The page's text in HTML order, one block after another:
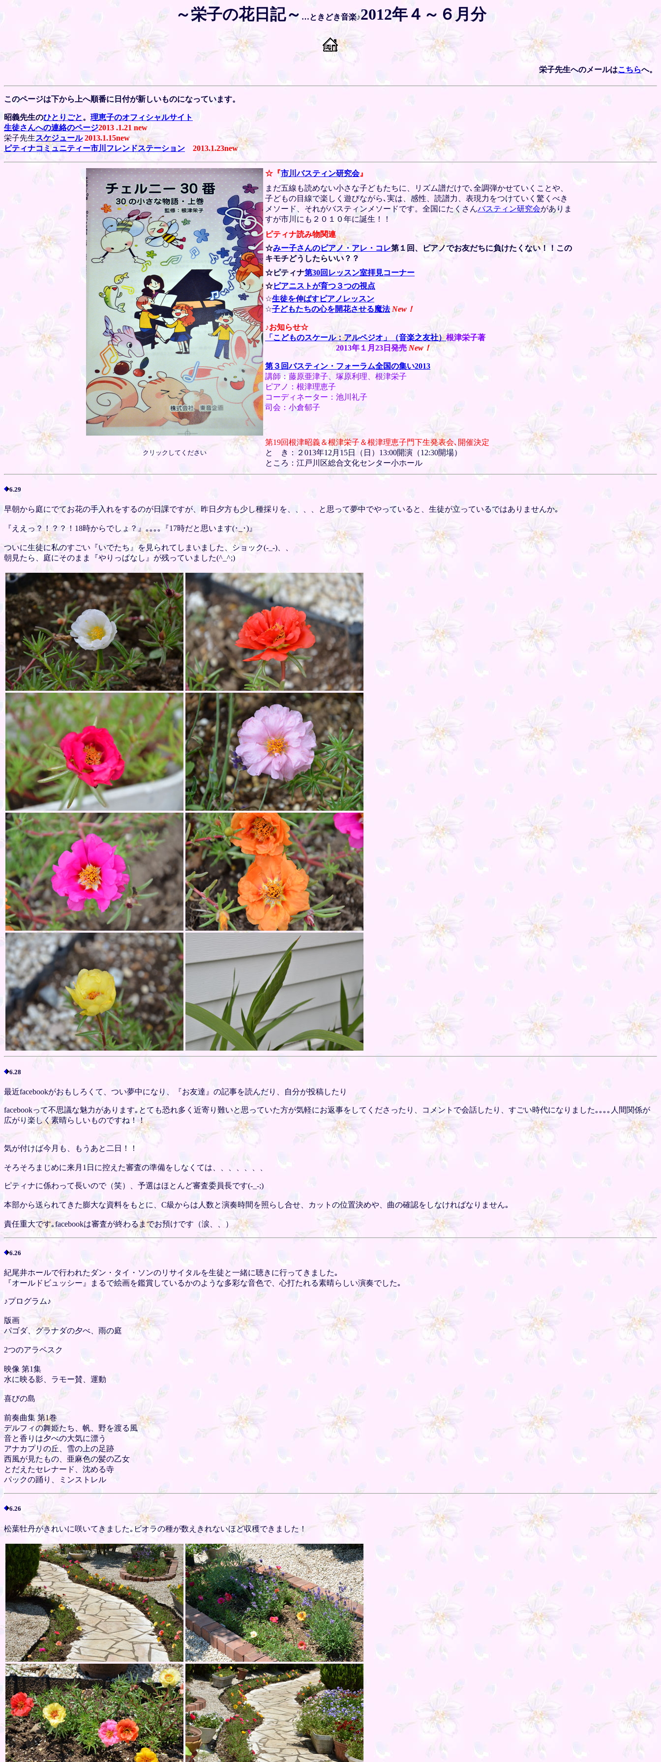
～栄子の花日記～ …ときどき音楽♪2012年４～６月分
栄子先生へのメールはこちらへ。
このページは下から上へ順番に日付が新しいものになっています。
昭義先生のひとりごと。 理恵子のオフィシャルサイト
生徒さんへの連絡のページ2013 .1.21 new
栄子先生スケジュール 2013.1.15new
ピティナコミュニティー市川フレンドステーション
2013.1.23new
☆『市川バスティン研究会』
まだ五線も読めない小さな子どもたちに、リズム譜だけで､全調弾かせていくことや、
子どもの目線で楽しく遊びながら､実は、感性、読譜力、表現力をつけていく驚くべき
メソード、それがバスティンメソードです。全国にたくさんバスティン研究会がありま
すが市川にも２０１０年に誕生！！
ピティナ読み物関連
☆みー子さんのピアノ・アレ・コレ第１回、ピアノでお友だちに負けたくない！！この
キモチどうしたらいい？？
☆ピティナ第30回レッスン室拝見コーナー
☆ピアニストが育つ３つの視点
☆生徒を伸ばすピアノレッスン
☆子どもたちの心を開花させる魔法 New ！
♪お知らせ☆
「こどものスケール：アルペジオ」（音楽之友社）根津栄子著
2013年１月23日発売 New ！
第３回バスティン・フォーラム全国の集い2013
講師：藤原亜津子、塚原利理、根津栄子
ピアノ：根津理恵子
コーディネーター：池川礼子
司会：小倉郁子
クリックしてください
第19回根津昭義＆根津栄子＆根津理恵子門下生発表会､開催決定
と き：２013年12月15日（日）13:00開演（12:30開場）
ところ：江戸川区総合文化センター小ホール
6.29
早朝から庭にでてお花の手入れをするのが日課ですが、昨日夕方も少し種採りを、、、、と思って夢中でやっていると、生徒が立っているではありませんか｡
『ええっ？！？？！18時からでしょ？』｡｡｡｡『17時だと思います(･_･)』
ついに生徒に私のすごい『いでたち』を見られてしまいました、ショック(-_-)、、
朝見たら、庭にそのまま『やりっぱなし』が残っていました(^_^;)
6.28
最近facebookがおもしろくて、つい夢中になり、『お友達』の記事を読んだり、自分が投稿したり
facebookって不思議な魅力があります｡とても恐れ多く近寄り難いと思っていた方が気軽にお返事をしてくださったり、コメントで会話したり、すごい時代になりました｡｡｡｡人間関係が
広がり楽しく素晴らしいものですね！！
気が付けば今月も、もうあと二日！！
そろそろまじめに来月1日に控えた審査の準備をしなくては、、、、、、、
ピティナに係わって長いので（笑）、予選はほとんど審査委員長です(-_-;)
本部から送られてきた膨大な資料をもとに、C級からは人数と演奏時間を照らし合せ、カットの位置決めや、曲の確認をしなければなりません｡
責任重大です｡facebookは審査が終わるまでお預けです（涙、、）
6.26
紀尾井ホールで行われたダン・タイ・ソンのリサイタルを生徒と一緒に聴きに行ってきました｡
『オールドビュッシー』まるで絵画を鑑賞しているかのような多彩な音色で、心打たれる素晴らしい演奏でした｡
♪プログラム♪
版画
パゴダ、グラナダの夕べ、雨の庭
2つのアラベスク
映像 第1集
水に映る影、ラモー賛、運動
喜びの島
前奏曲集 第1巻
デルフィの舞姫たち、帆、野を渡る風
音と香りは夕べの大気に漂う
アナカプリの丘、雪の上の足跡
西風が見たもの、亜麻色の髪の乙女
とだえたセレナード、沈める寺
パックの踊り、ミンストレル
6.26
松葉牡丹がきれいに咲いてきました｡ビオラの種が数えきれないほど収穫できました！